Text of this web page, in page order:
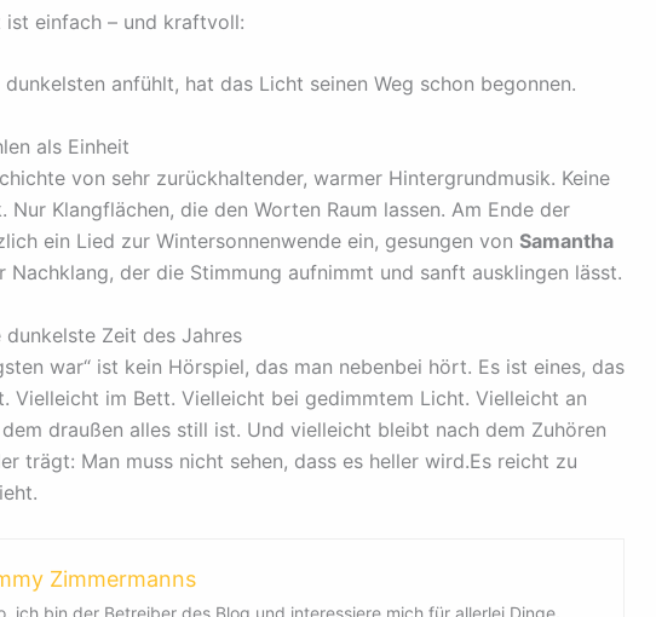
einfach – und kraftvoll:
anfühlt, hat das Licht seinen Weg schon begonnen.
als Einheit
von sehr zurückhaltender, warmer Hintergrundmusik. Keine
Nur Klangflächen, die den Worten Raum lassen. Am Ende der
ein Lied zur Wintersonnenwende ein, gesungen von Samantha
Nachklang, der die Stimmung aufnimmt und sanft ausklingen lässt.
Zeit des Jahres
war“ ist kein Hörspiel, das man nebenbei hört. Es ist eines, das
Vielleicht im Bett. Vielleicht bei gedimmtem Licht. Vielleicht an
draußen alles still ist. Und vielleicht bleibt nach dem Zuhören
trägt: Man muss nicht sehen, dass es heller wird.Es reicht zu
Zimmermanns